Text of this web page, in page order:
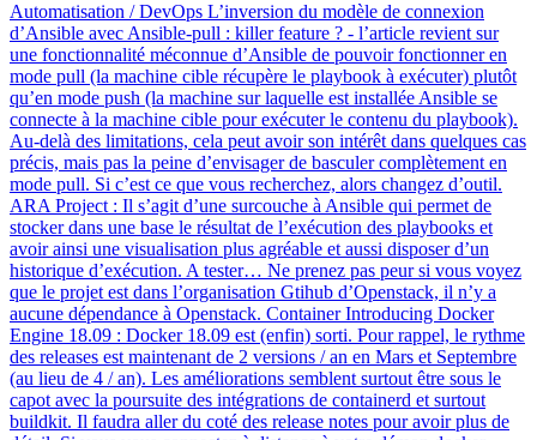
Automatisation / DevOps L’inversion du modèle de connexion
d’Ansible avec Ansible-pull : killer feature ? - l’article revient sur
une fonctionnalité méconnue d’Ansible de pouvoir fonctionner en
mode pull (la machine cible récupère le playbook à exécuter) plutôt
qu’en mode push (la machine sur laquelle est installée Ansible se
connecte à la machine cible pour exécuter le contenu du playbook).
Au-delà des limitations, cela peut avoir son intérêt dans quelques cas
précis, mais pas la peine d’envisager de basculer complètement en
mode pull. Si c’est ce que vous recherchez, alors changez d’outil.
ARA Project : Il s’agit d’une surcouche à Ansible qui permet de
stocker dans une base le résultat de l’exécution des playbooks et
avoir ainsi une visualisation plus agréable et aussi disposer d’un
historique d’exécution. A tester… Ne prenez pas peur si vous voyez
que le projet est dans l’organisation Gtihub d’Openstack, il n’y a
aucune dépendance à Openstack. Container Introducing Docker
Engine 18.09 : Docker 18.09 est (enfin) sorti. Pour rappel, le rythme
des releases est maintenant de 2 versions / an en Mars et Septembre
(au lieu de 4 / an). Les améliorations semblent surtout être sous le
capot avec la poursuite des intégrations de containerd et surtout
buildkit. Il faudra aller du coté des release notes pour avoir plus de